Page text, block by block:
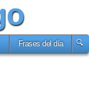
Frases del día